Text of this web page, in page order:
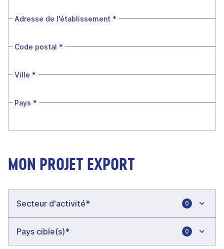
Adresse de l'établissement *
Code postal *
Ville *
Pays *
MON PROJET EXPORT
0
0